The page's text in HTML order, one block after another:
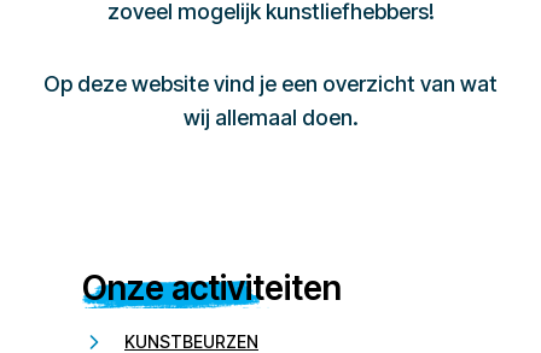
zoveel mogelijk kunstliefhebbers!
Op deze website vind je een overzicht van wat
wij allemaal doen.
Onze activiteiten
KUNSTBEURZEN